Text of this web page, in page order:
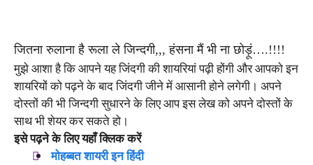
जितना रुलाना है रूला ले जिन्दगी,,, हंसना मैं भी ना छोड़ूं….!!!!
मुझे आशा है कि आपने यह जिंदगी की शायरियां पढ़ी होंगी और आपको इन
शायरियों को पढ़ने के बाद जिंदगी जीने में आसानी होने लगेगी। अपने
दोस्तों की भी जिन्दगी सुधारने के लिए आप इस लेख को अपने दोस्तों के
साथ भी शेयर कर सकते हो।
इसे पढ़ने के लिए यहाँ क्लिक करें
मोहब्बत शायरी इन हिंदी